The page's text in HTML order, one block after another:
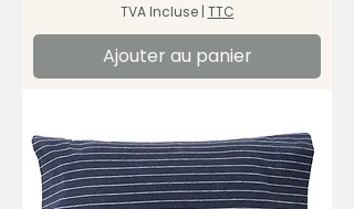
TVA Incluse| TTC
Ajouter au panier